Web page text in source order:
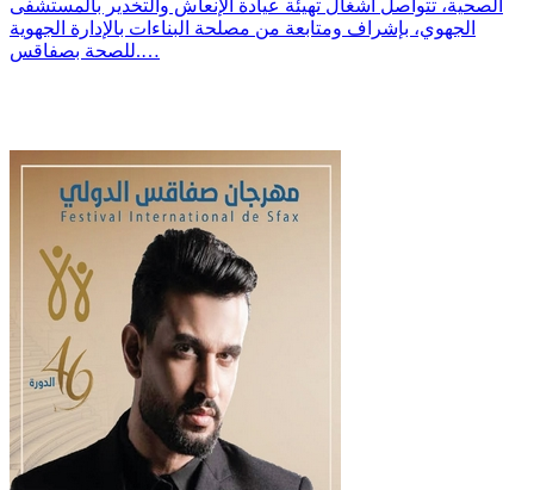
الصحية، تتواصل أشغال تهيئة عيادة الإنعاش والتخدير بالمستشفى
الجهوي، بإشراف ومتابعة من مصلحة البناءات بالإدارة الجهوية
للصحة بصفاقس.…